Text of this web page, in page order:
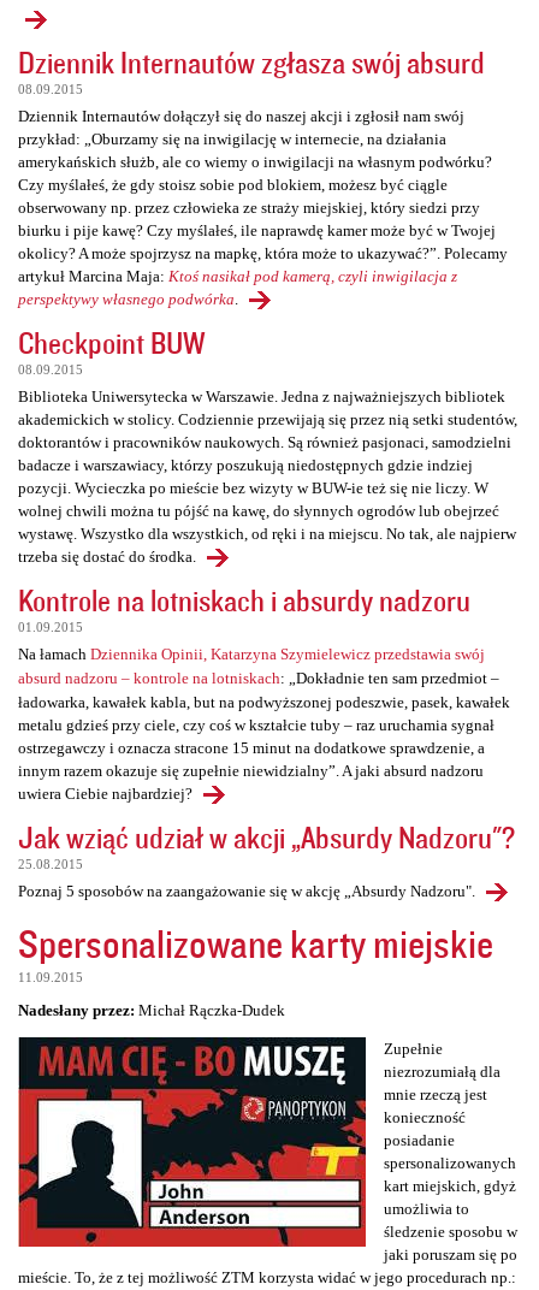
Dziennik Internautów zgłasza swój absurd
08.09.2015
Dziennik Internautów dołączył się do naszej akcji i zgłosił nam swój
przykład: „Oburzamy się na inwigilację w internecie, na działania
amerykańskich służb, ale co wiemy o inwigilacji na własnym podwórku?
Czy myślałeś, że gdy stoisz sobie pod blokiem, możesz być ciągle
obserwowany np. przez człowieka ze straży miejskiej, który siedzi przy
biurku i pije kawę? Czy myślałeś, ile naprawdę kamer może być w Twojej
okolicy? A może spojrzysz na mapkę, która może to ukazywać?”. Polecamy
artykuł Marcina Maja: Ktoś nasikał pod kamerą, czyli inwigilacja z
perspektywy własnego podwórka
Checkpoint BUW
08.09.2015
Biblioteka Uniwersytecka w Warszawie. Jedna z najważniejszych bibliotek
akademickich w stolicy. Codziennie przewijają się przez nią setki studentów,
doktorantów i pracowników naukowych. Są również pasjonaci, samodzielni
badacze i warszawiacy, którzy poszukują niedostępnych gdzie indziej
pozycji. Wycieczka po mieście bez wizyty w BUW-ie też się nie liczy. W
wolnej chwili można tu pójść na kawę, do słynnych ogrodów lub obejrzeć
wystawę. Wszystko dla wszystkich, od ręki i na miejscu. No tak, ale najpierw
trzeba się dostać do środka.
Kontrole na lotniskach i absurdy nadzoru
01.09.2015
Na łamach Dziennika Opinii, Katarzyna Szymielewicz przedstawia swój
absurd nadzoru – kontrole na lotniskach: „Dokładnie ten sam przedmiot –
ładowarka, kawałek kabla, but na podwyższonej podeszwie, pasek, kawałek
metalu gdzieś przy ciele, czy coś w kształcie tuby – raz uruchamia sygnał
ostrzegawczy i oznacza stracone 15 minut na dodatkowe sprawdzenie, a
innym razem okazuje się zupełnie niewidzialny”. A jaki absurd nadzoru
uwiera Ciebie najbardziej?
Jak wziąć udział w akcji „Absurdy Nadzoru"?
25.08.2015
Poznaj 5 sposobów na zaangażowanie się w akcję „Absurdy Nadzoru".
Spersonalizowane karty miejskie
11.09.2015
Nadesłany przez: Michał Rączka-Dudek
Zupełnie
niezrozumiałą dla
mnie rzeczą jest
konieczność
posiadanie
spersonalizowanych
kart miejskich, gdyż
umożliwia to
śledzenie sposobu w
jaki poruszam się po
mieście. To, że z tej możliwość ZTM korzysta widać w jego procedurach np.: